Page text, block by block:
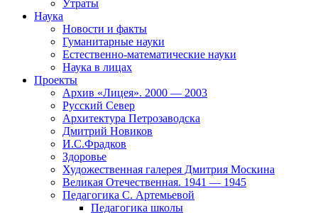
Утраты
Наука
Новости и факты
Гуманитарные науки
Естественно-математические науки
Наука в лицах
Проекты
Архив «Лицея». 2000 — 2003
Русский Север
Архитектура Петрозаводска
Дмитрий Новиков
И.С.Фрадков
Здоровье
Художественная галерея Дмитрия Москина
Великая Отечественная. 1941 — 1945
Педагогика С. Артемьевой
Педагогика школы